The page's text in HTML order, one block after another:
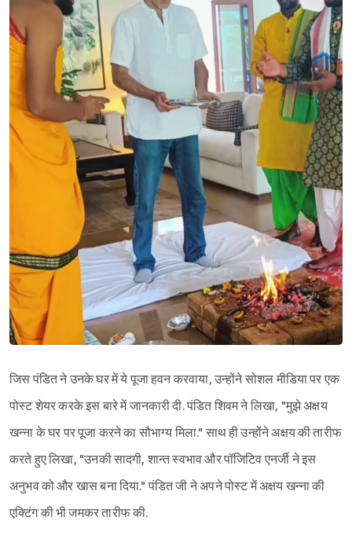
जिस पंडित ने उनके घर में ये पूजा हवन करवाया, उन्होंने सोशल मीडिया पर एक
पोस्ट शेयर करके इस बारे में जानकारी दी. पंडित शिवम ने लिखा, "मुझे अक्षय
खन्ना के घर पर पूजा करने का सौभाग्य मिला." साथ ही उन्होंने अक्षय की तारीफ
करते हुए लिखा, "उनकी सादगी, शान्त स्वभाव और पॉजिटिव एनर्जी ने इस
अनुभव को और खास बना दिया." पंडित जी ने अपने पोस्ट में अक्षय खन्ना की
एक्टिंग की भी जमकर तारीफ की.